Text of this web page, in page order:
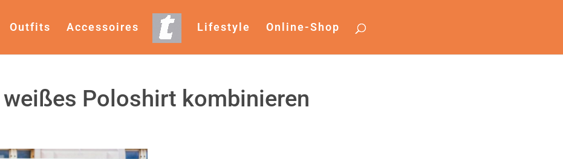
Outfits Accessoires Lifestyle Online-Shop
weißes Poloshirt kombinieren